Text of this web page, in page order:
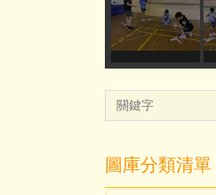
圖庫分類清單